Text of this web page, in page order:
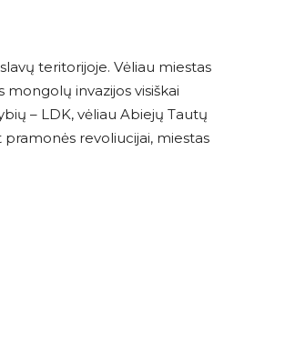
teritorijoje. Vėliau miestas
invazijos visiškai
– LDK, vėliau Abiejų Tautų
pramonės revoliucijai, miestas